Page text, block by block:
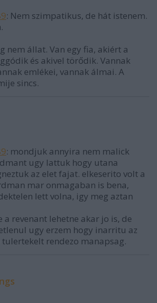
: Nem szimpatikus, de hát istenem.
nem állat. Van egy fia, akiért a
és akivel törődik. Vannak
emlékei, vannak álmai. A
sincs.
: mondjuk annyira nem malick
ugy lattuk hogy utana
az elet fajat. elkeserito volt a
mar onmagaban is bena,
lett volna, igy meg aztan
a revenant lehetne akar jo is, de
ugy erzem hogy inarritu az
rendezo manapsag.